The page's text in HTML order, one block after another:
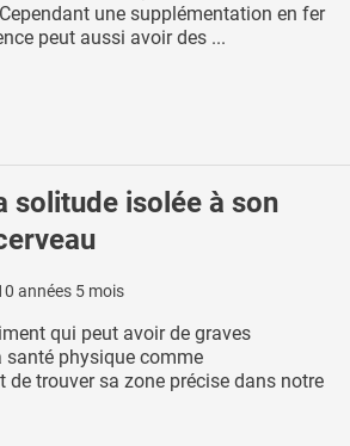
une supplémentation en fer
peut aussi avoir des ...
solitude isolée à son
années 5 mois
qui peut avoir de graves
santé physique comme
de trouver sa zone précise dans notre